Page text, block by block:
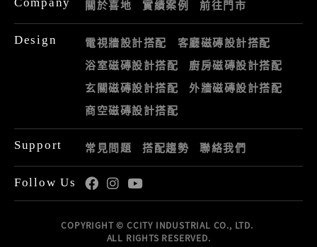
Company 關於喜地 實績案例 前往門市
Design 電視牆設計搭配
客廳磁磚設計搭配
浴室磁磚設計搭配
廚房磁磚設計搭配
玄關磁磚設計搭配
外牆磁磚設計搭配
商空磁磚設計搭配
Support 常見問題 搭配趨勢 聯絡我們
Follow Us
COPYRIGHT © CCITY INDUSTRIAL CO., LTD.
ALL RIGHTS RESERVED.